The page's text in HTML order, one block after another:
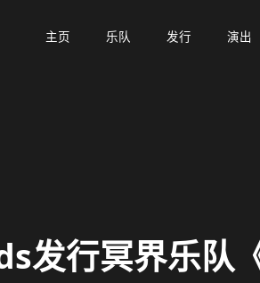
主页
主页 乐队
乐队 发行
发行 演出
演出
行冥界乐队